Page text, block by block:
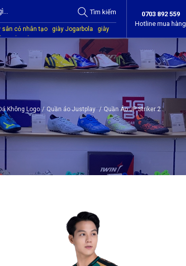
Tìm kiếm
sân cỏ nhân tạo giày Jogarbola
giày
đá giày Kamito
0703 892 559
Hotline mua hàng
Không Logo / Quần áo Justplay / Quần Áo JP Striker 2